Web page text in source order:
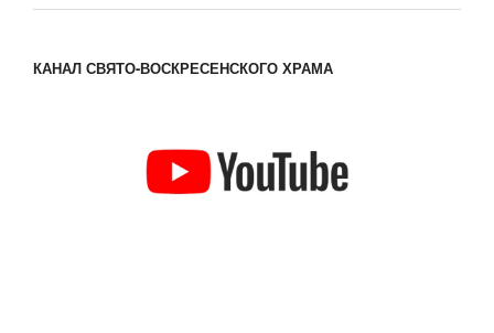
КАНАЛ СВЯТО-ВОСКРЕСЕНСКОГО ХРАМА